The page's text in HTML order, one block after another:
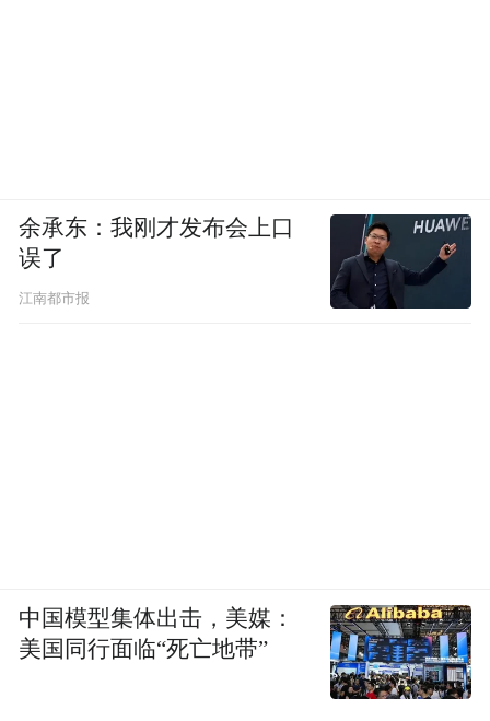
余承东：我刚才发布会上口
误了
江南都市报
中国模型集体出击，美媒：
美国同行面临“死亡地带”